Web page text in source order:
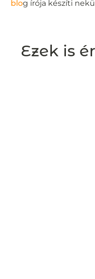
blog írója készíti
Ezek is